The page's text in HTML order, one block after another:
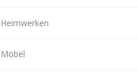
Heimwerken
Möbel